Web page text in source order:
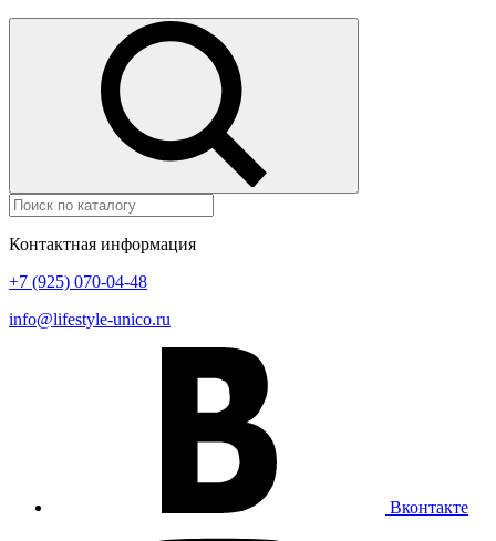
Контактная информация
+7 (925) 070-04-48
info@lifestyle-unico.ru
Вконтакте